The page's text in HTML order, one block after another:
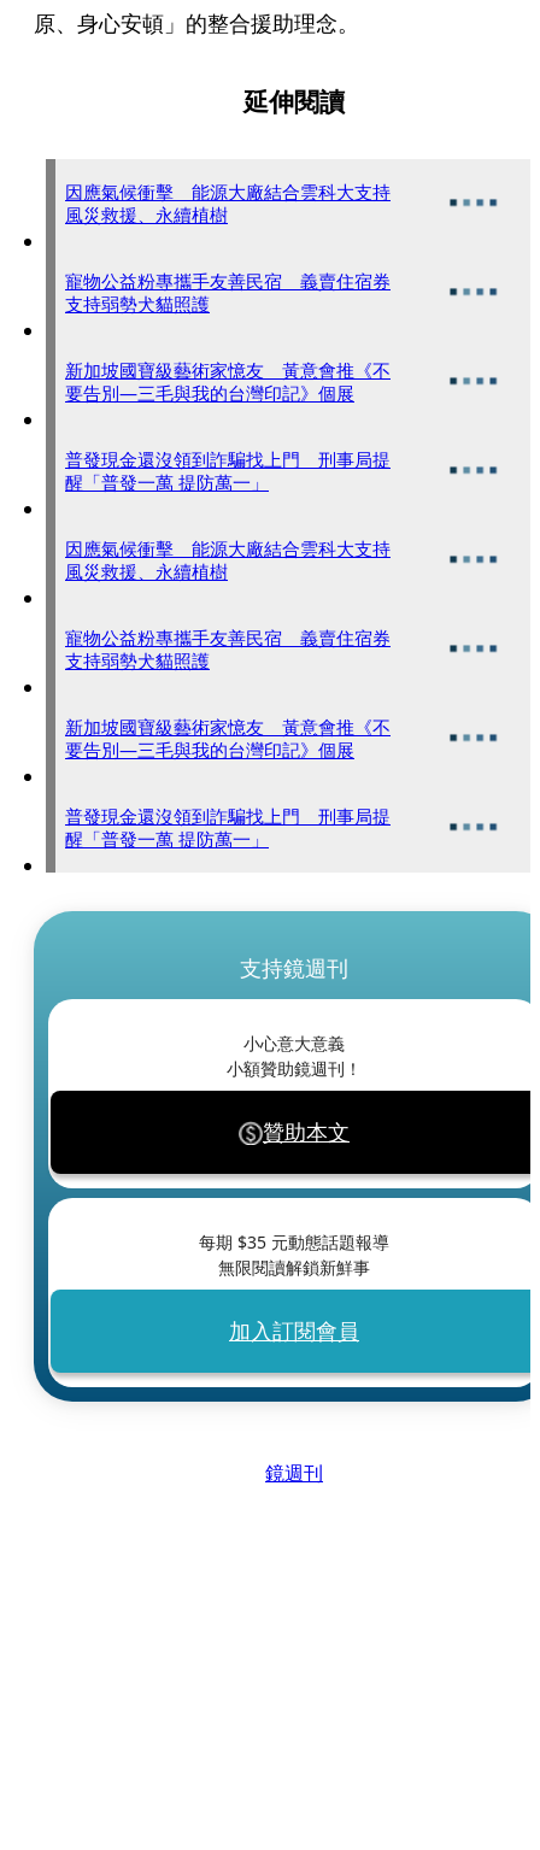
原、身心安頓」的整合援助理念。
延伸閱讀
因應氣候衝擊 能源大廠結合雲科大支持
風災救援、永續植樹
寵物公益粉專攜手友善民宿 義賣住宿券
支持弱勢犬貓照護
新加坡國寶級藝術家憶友 黃意會推《不
要告別—三毛與我的台灣印記》個展
普發現金還沒領到詐騙找上門 刑事局提
醒「普發一萬 提防萬一」
因應氣候衝擊 能源大廠結合雲科大支持
風災救援、永續植樹
寵物公益粉專攜手友善民宿 義賣住宿券
支持弱勢犬貓照護
新加坡國寶級藝術家憶友 黃意會推《不
要告別—三毛與我的台灣印記》個展
普發現金還沒領到詐騙找上門 刑事局提
醒「普發一萬 提防萬一」
支持鏡週刊
小心意大意義
小額贊助鏡週刊！
贊助本文
每期 $35 元動態話題報導
無限閱讀解鎖新鮮事
加入訂閱會員
鏡週刊